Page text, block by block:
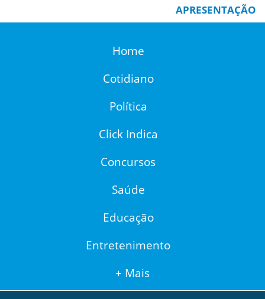
APRESENTAÇÃO
Home
Cotidiano
Política
Click Indica
Concursos
Saúde
Educação
Entretenimento
+ Mais